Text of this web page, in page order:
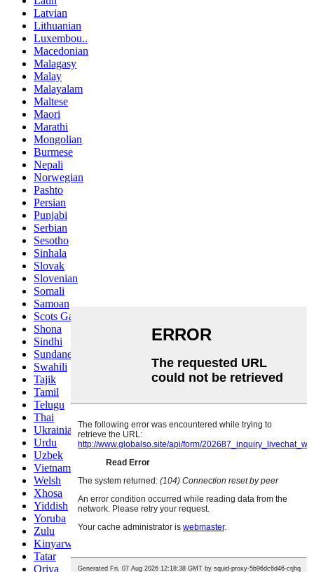
Latvian
Lithuanian
Luxembou..
Macedonian
Malagasy
Malay
Malayalam
Maltese
Maori
Marathi
Mongolian
Burmese
Nepali
Norwegian
Pashto
Persian
Punjabi
Serbian
Sesotho
Sinhala
Slovak
Slovenian
Somali
Samoan
Scots Gaelic
Shona
Sindhi
Sundanese
Swahili
Tajik
Tamil
Telugu
Thai
Ukrainian
Urdu
Uzbek
Vietnamese
Welsh
Xhosa
Yiddish
Yoruba
Zulu
Kinyarwanda
Tatar
Oriya